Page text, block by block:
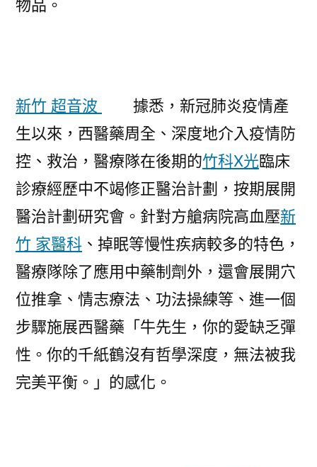
物品。
新竹 超音波
據悉，新冠肺炎疫情產
生以來，西醫藥周全、深度地介入疫情防
控、救治，醫療隊在後期的竹科X光臨床
診療經歷中不竭修正醫治計劃，按期展開
醫治計劃研究會。針對方艙病院高血壓新
竹 家醫科 、掉眠等慢性疾病較多的特色，
醫療隊除了應用中藥制劑外，還會展開穴
位推拿、情志療法、功法操練等、進一個
步驟施展西醫藥「牛先生，你的愛缺乏彈
性。你的千紙鶴沒有哲學深度，無法被我
完美平衡。」的感化。